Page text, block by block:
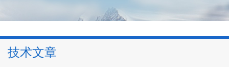
技术文章